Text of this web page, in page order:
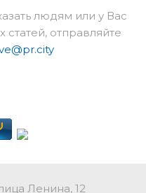
людям или у Вас
статей, отправляйте
Ленина, 12